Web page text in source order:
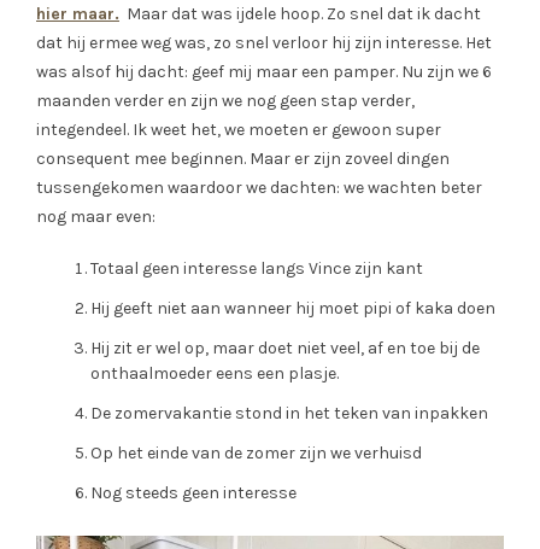
hier maar. Maar dat was ijdele hoop. Zo snel dat ik dacht
dat hij ermee weg was, zo snel verloor hij zijn interesse. Het
was alsof hij dacht: geef mij maar een pamper. Nu zijn we 6
maanden verder en zijn we nog geen stap verder,
integendeel. Ik weet het, we moeten er gewoon super
consequent mee beginnen. Maar er zijn zoveel dingen
tussengekomen waardoor we dachten: we wachten beter
nog maar even:
Totaal geen interesse langs Vince zijn kant
Hij geeft niet aan wanneer hij moet pipi of kaka doen
Hij zit er wel op, maar doet niet veel, af en toe bij de
onthaalmoeder eens een plasje.
De zomervakantie stond in het teken van inpakken
Op het einde van de zomer zijn we verhuisd
Nog steeds geen interesse